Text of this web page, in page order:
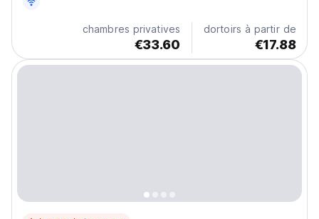
chambres privatives
€33.60
dortoirs à partir de
€17.88